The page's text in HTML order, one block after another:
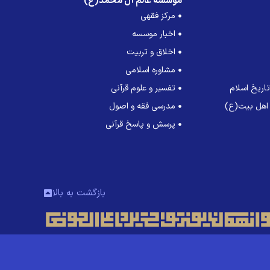
اسلام
اهل بیت(ع)
مرکز فقهی
اخبار موسسه
اخلاق و تربیت
مشاوره اسلامی
تفسیر و علوم قرآنی
مدرسی فقه و اصول
پرسش و پاسخ قرآنی
بازگشت به بالا